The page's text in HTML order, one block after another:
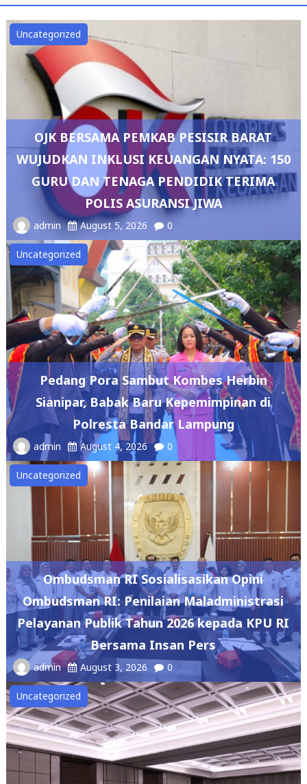
Uncategorized
OJK BERSAMA PEMKAB PESISIR BARAT
WUJUDKAN INKLUSI KEUANGAN NYATA: 150
GURU DAN TENAGA PENDIDIK TERIMA
POLIS ASURANSI JIWA
admin August 5, 2026 0
Uncategorized
Pedang Pora Sambut Kombes Herbin
Sianipar, Babak Baru Kepemimpinan di
Polresta Bandar Lampung
admin August 4, 2026 0
Uncategorized
Ombudsman RI Sosialisasikan Opini
Ombudsman RI: Penilaian Maladministrasi
Pelayanan Publik Tahun 2026 kepada KPU RI
Bersama Insan Pers
admin August 3, 2026 0
Uncategorized